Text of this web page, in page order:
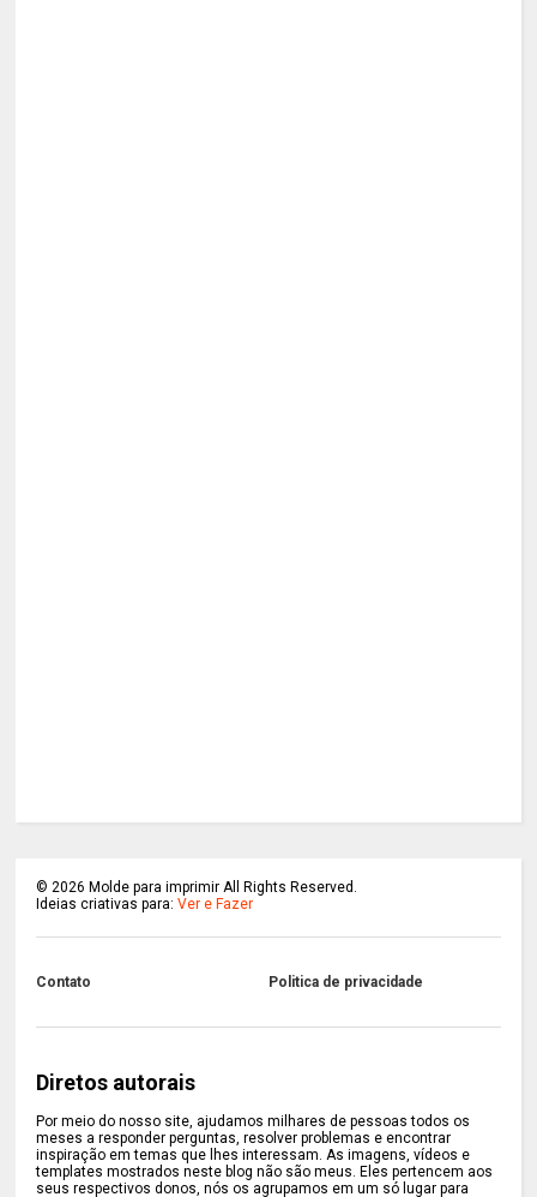
©2026 Molde para imprimir All Rights Reserved.
Ideias criativas para:Ver e Fazer
Contato Politica de privacidade
Diretos autorais
Por meio do nosso site, ajudamos milhares de pessoas todos os
meses a responder perguntas, resolver problemas e encontrar
inspiração em temas que lhes interessam. As imagens, vídeos e
templates mostrados neste blog não são meus. Eles pertencem aos
seus respectivos donos, nós os agrupamos em um só lugar para